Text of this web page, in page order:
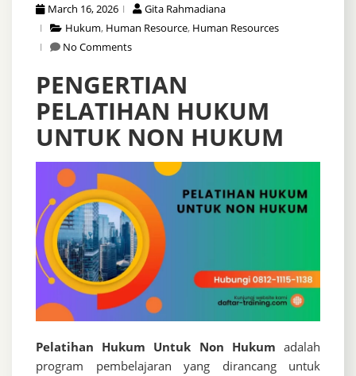
March 16, 2026
Gita Rahmadiana
Hukum, Human Resource, Human Resources
No Comments
PENGERTIAN
PELATIHAN HUKUM
UNTUK NON HUKUM
Pelatihan Hukum Untuk Non Hukum adalah
program pembelajaran yang dirancang untuk